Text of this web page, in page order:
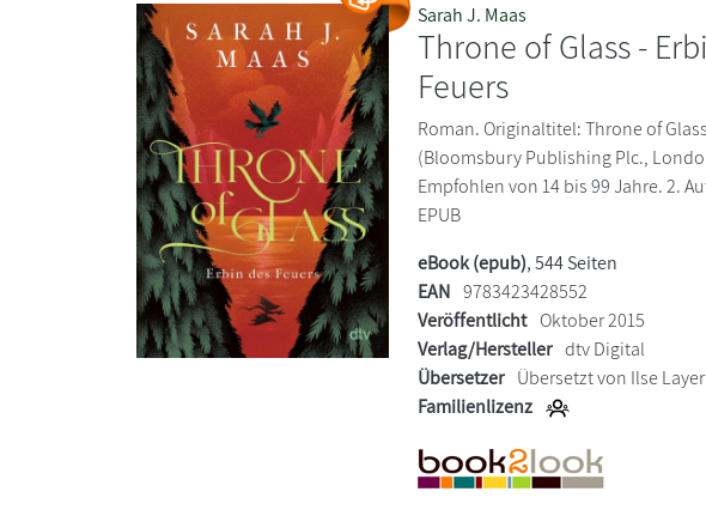
Sarah J. Maas
Throne of Glass -
Feuers
Roman. Originaltitel: Throne of
(Bloomsbury Publishing Plc.,
Empfohlen von 14 bis 99 Jahre. 2.
EPUB
eBook (epub), 544 Seiten
EAN 9783423428552
Veröffentlicht Oktober 2015
Verlag/Hersteller dtv Digital
Übersetzer Übersetzt von Ilse Layer
Familienlizenz